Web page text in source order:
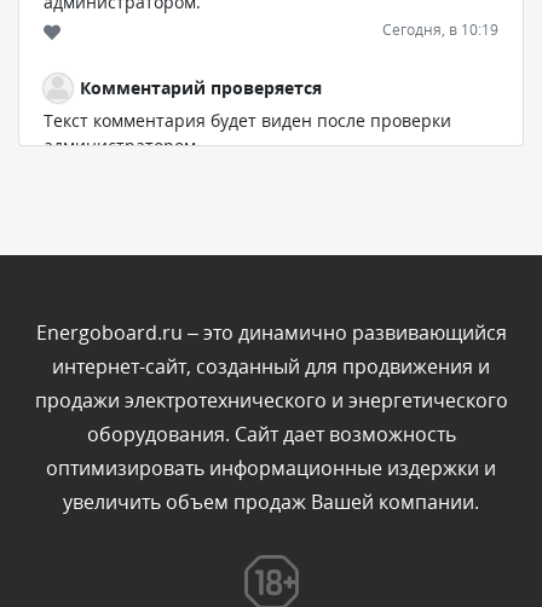
Сегодня, в 10:19
Комментарий проверяется
Текст комментария будет виден после проверки
администратором.
Комментарий проверяется
Текст комментария будет виден после проверки
администратором.
Сегодня, в 06:43
Комментарий проверяется
Текст комментария будет виден после проверки
Energoboard.ru – это динамично развивающийся
интернет-сайт, созданный для продвижения и
продажи электротехнического и энергетического
оборудования. Сайт дает возможность
оптимизировать информационные издержки и
увеличить объем продаж Вашей компании.